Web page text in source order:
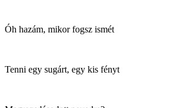
Óh hazám, mikor fogsz ismét
Tenni egy sugárt, egy kis fényt